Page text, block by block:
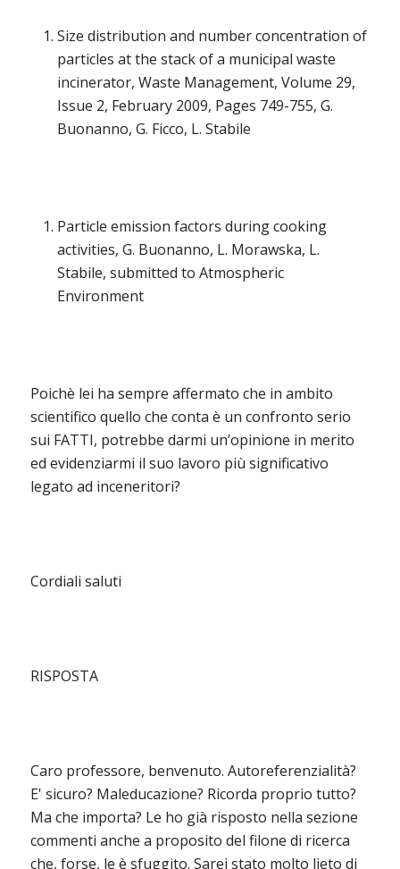
Size distribution and number concentration of
particles at the stack of a municipal waste
incinerator, Waste Management, Volume 29,
Issue 2, February 2009, Pages 749-755, G.
Buonanno, G. Ficco, L. Stabile
Particle emission factors during cooking
activities, G. Buonanno, L. Morawska, L.
Stabile, submitted to Atmospheric
Environment
Poichè lei ha sempre affermato che in ambito
scientifico quello che conta è un confronto serio
sui FATTI, potrebbe darmi un’opinione in merito
ed evidenziarmi il suo lavoro più significativo
legato ad inceneritori?
Cordiali saluti
RISPOSTA
Caro professore, benvenuto. Autoreferenzialità?
E' sicuro? Maleducazione? Ricorda proprio tutto?
Ma che importa? Le ho già risposto nella sezione
commenti anche a proposito del filone di ricerca
che, forse, le è sfuggito. Sarei stato molto lieto di